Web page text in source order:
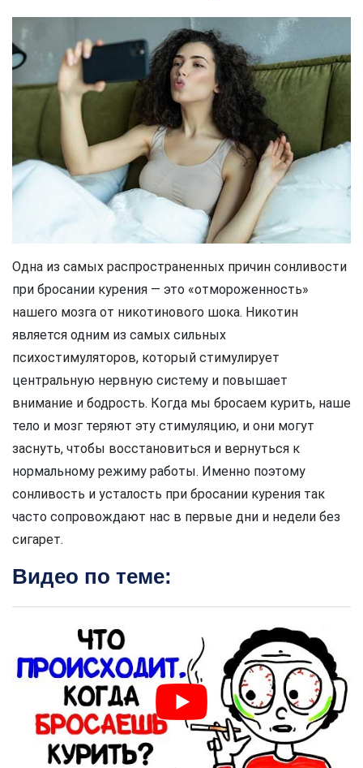
Одна из самых распространенных причин сонливости
при бросании курения — это «отмороженность»
нашего мозга от никотинового шока. Никотин
является одним из самых сильных
психостимуляторов, который стимулирует
центральную нервную систему и повышает
внимание и бодрость. Когда мы бросаем курить, наше
тело и мозг теряют эту стимуляцию, и они могут
заснуть, чтобы восстановиться и вернуться к
нормальному режиму работы. Именно поэтому
сонливость и усталость при бросании курения так
часто сопровождают нас в первые дни и недели без
сигарет.
Видео по теме: